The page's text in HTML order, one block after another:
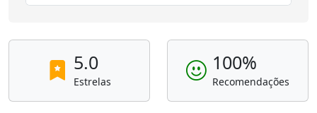
5.0
Estrelas
100%
Recomendações